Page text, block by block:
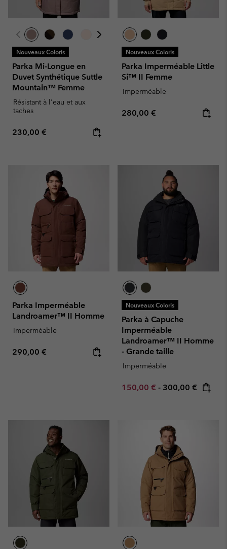
Nouveaux Coloris
Parka Mi-Longue en
Duvet Synthétique Suttle
Mountain™ Femme
Résistant à l'eau et aux
taches
Regular price:
230,00 €
Nouveaux Coloris
Parka Imperméable Little
Si™ II Femme
Imperméable
Regular price:
280,00 €
Parka Imperméable
Landroamer™ II Homme
Imperméable
Regular price:
290,00 €
Nouveaux Coloris
Parka à Capuche
Imperméable
Landroamer™ II Homme
- Grande taille
Imperméable
Minimum sale price:
150,00 € - Maximum price:
300,00 €